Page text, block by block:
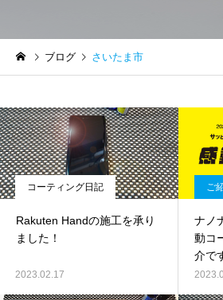
ついにオープン！『ナノナ
ブログ さいたま市
コーティング日記
Rakuten Handの施工を承り
ました！
2023.02.17
ご
ナノ
動コ
介で